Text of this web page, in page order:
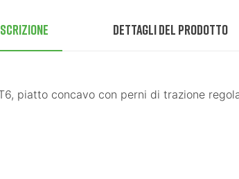
Dettagli del prodotto
piatto concavo con perni di trazione